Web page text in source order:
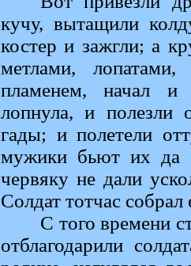
кучу, вытащили
костер и зажгли; а
метлами, лопатами,
пламенем, начал и
лопнула, и полезли
гады; и полетели
мужики бьют их да
червяку не дали
Солдат тотчас собрал
С того времени
отблагодарили